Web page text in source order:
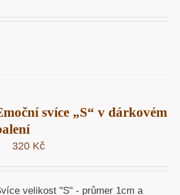
svíce „S“ v dárkovém
320 Kč
velikost "S" - průmer 1cm a